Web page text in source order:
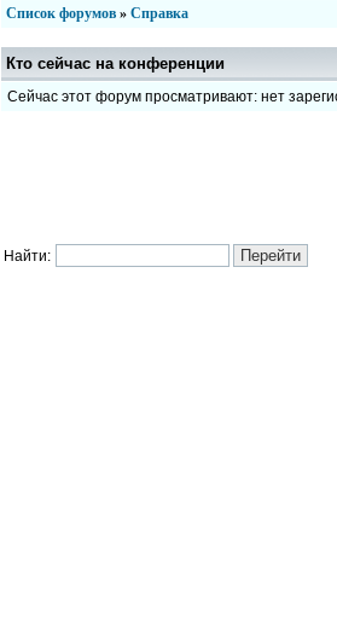
Список форумов » Справка
Кто сейчас на конференции
Сейчас этот форум просматривают: нет
Найти: